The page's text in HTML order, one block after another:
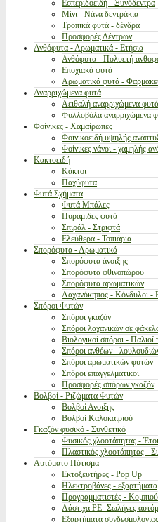
Εσπεριδοειδή - Ξυνόδεντρα
Μίνι - Νάνα δεντράκια
Τροπικά φυτά - δένδρα
Προσφορές Δέντρων
Ανθόφυτα - Αρωματικά - Ετήσια
Ανθόφυτα - Πολυετή
Εποχιακά φυτά
Αρωματικά φυτά -
Αναρριχώμενα φυτά
Αειθαλή αναρριχώμενα φυτά
Φυλλοβόλα αναρριχώμενα
Φοίνικες - Χαμαίρωπες
Φοινικοειδή υψηλής
Φοίνικες νάνοι - χαμηλής
Κακτοειδή
Κάκτοι
Παχύφυτα
Φυτά Σχήματα
Φυτά Μπάλες
Πυραμίδες φυτά
Σπιράλ - Στριφτά
Ελεύθερα - Τοπιάρια
Σπορόφυτα - Αρωματικά
Σπορόφυτα άνοιξης
Σπορόφυτα φθινοπώρου
Σπορόφυτα αρωματικών
Λαχανόκηπος - Κόνδυλοι -
Σπόροι Φυτών
Σπόροι γκαζόν
Σπόροι λαχανικών σε
Βιολογικοί σπόροι - Παλιοί
Σπόροι ανθέων -
Σπόροι αρωματικών φυτών
Σπόροι επαγγελματικοί
Προσφορές σπόρων γκαζόν
Βολβοί - Ριζώματα Φυτών
Βολβοί Ανοιξης
Βολβοί Καλοκαιριού
Γκαζόν φυσικό - Συνθετικό
Φυσικός χλοοτάπητας -
Πλαστικός χλοοτάπητας -
Αυτόματο Πότισμα
Εκτοξευτήρες - Pop Up
Ηλεκτροβάνες - εξαρτήματα
Προγραμματιστές -
Λάστιχα PE- Σωλήνες
Εξαρτήματα